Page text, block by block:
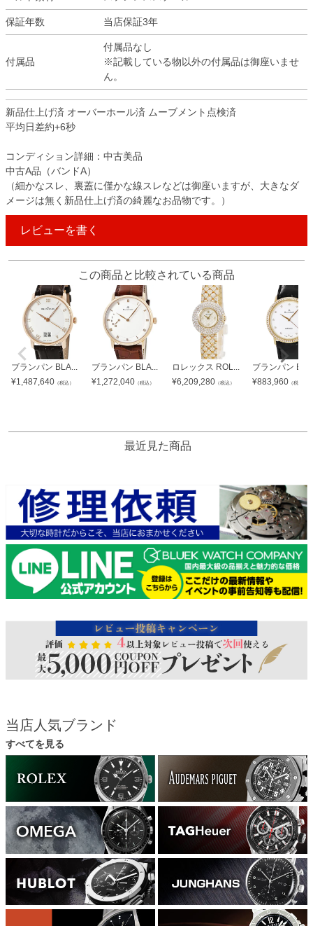
保証年数 当店保証3年
付属品
付属品なし
※記載している物以外の付属品は御座いませ
ん。
新品仕上げ済 オーバーホール済 ムーブメント点検済
平均日差約+6秒
コンディション詳細：中古美品
中古A品（バンドA）
（細かなスレ、裏蓋に僅かな線スレなどは御座いますが、大きなダ
メージは無く新品仕上げ済の綺麗なお品物です。）
レビューを書く
この商品と比較されている商品
ブランパン BLA...
¥1,487,640 （税込）
ブランパン BLA...
¥1,272,040 （税込）
ロレックス ROL...
¥6,209,280 （税込）
ブランパン
¥883,960 （税込）
最近見た商品
当店人気ブランド
すべてを見る